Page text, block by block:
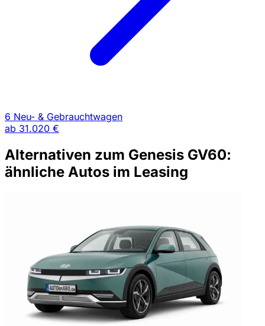
6 Neu- & Gebrauchtwagen
ab 31.020 €
Alternativen zum Genesis GV60:
ähnliche Autos im Leasing